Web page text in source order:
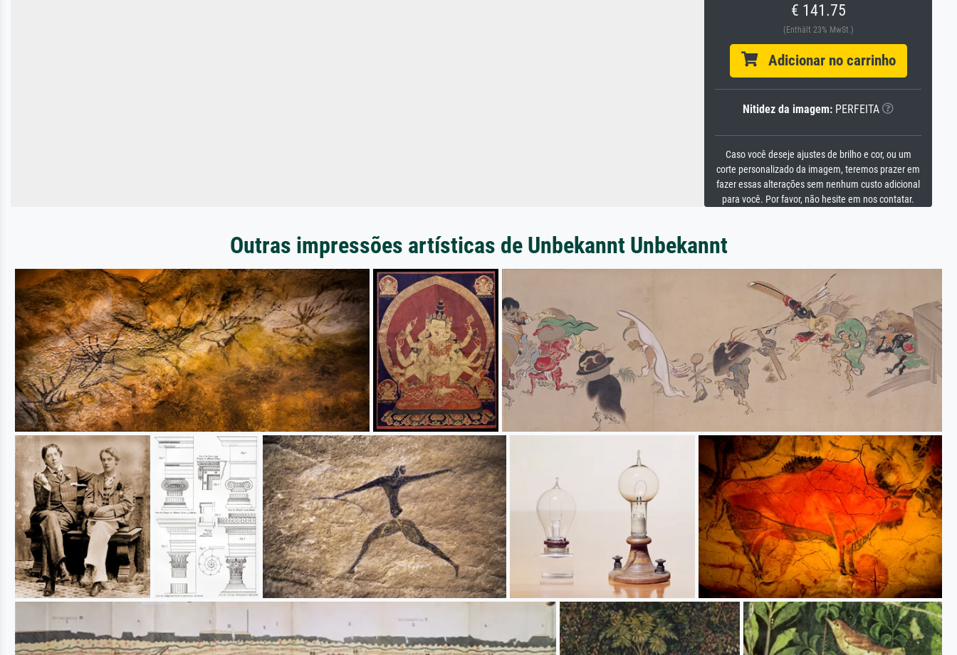
€ 141.75
(Enthält 23% MwSt.)
Adicionar no carrinho
Nitidez da imagem: PERFEITA
Caso você deseje ajustes de brilho e cor, ou um
corte personalizado da imagem, teremos prazer em
fazer essas alterações sem nenhum custo adicional
para você. Por favor, não hesite em nos contatar.
Outras impressões artísticas de Unbekannt Unbekannt